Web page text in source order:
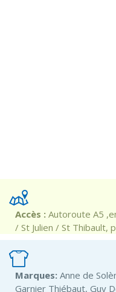
Accès : Autoroute A5
/ St Julien / St Thibault,
Marques: Anne de
Garnier Thiébaut, Guy